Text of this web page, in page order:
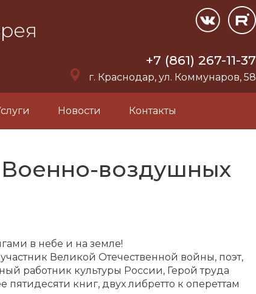
+7 (861) 267-11-37
г. Краснодар, ул. Коммунаров, 58
Новости Контакты
Военно-воздушных
в небе и на земле!
Великой Отечественной войны, поэт,
работник культуры России, Герой труда
книг, двух либретто к опереттам